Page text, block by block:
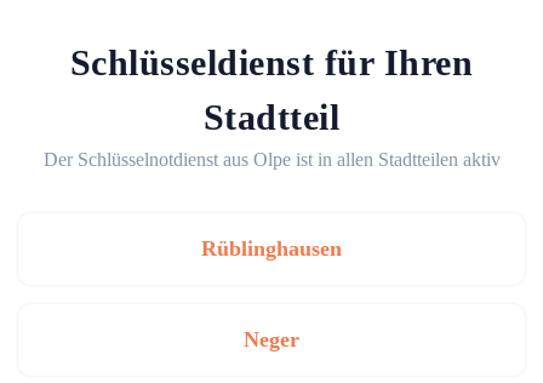
Schlüsseldienst für Ihren
Stadtteil
Der Schlüsselnotdienst aus Olpe ist in allen Stadtteilen aktiv
Rüblinghausen
Neger